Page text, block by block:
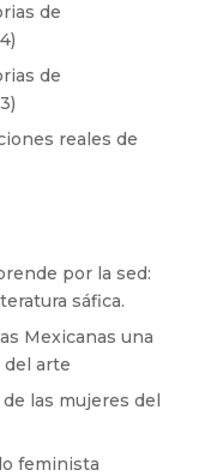
de
de
reales de
por la sed:
sáfica.
Mexicanas una
arte
las mujeres del
feminista